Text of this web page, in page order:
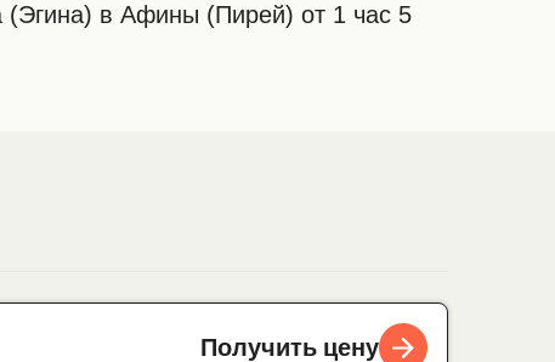
в Афины (Пирей) от 1 час 5
Получить цену